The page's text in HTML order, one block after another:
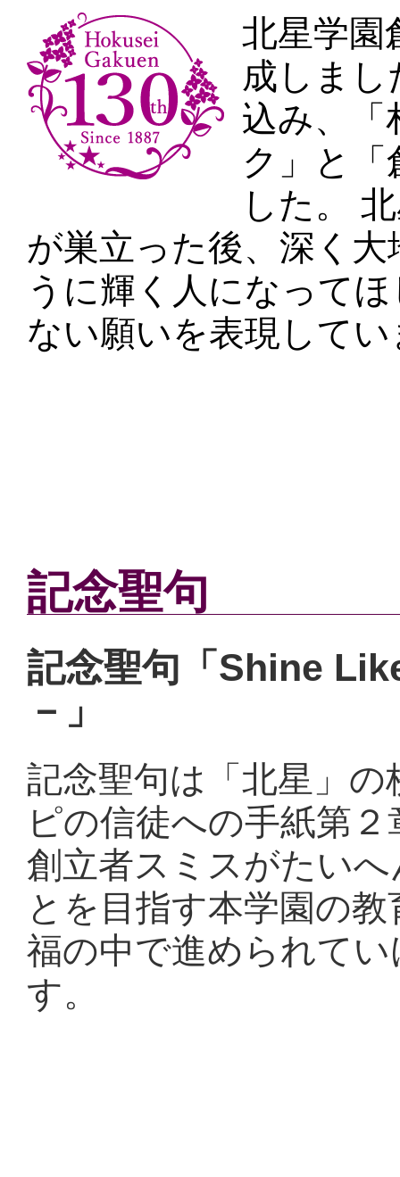
北星学園
成しまし
込み、「
ク」と「
した。
が巣立った後、深く
うに輝く人になって
ない願いを表現して
記念聖句
記念聖句「Shine
－」
記念聖句は「北星」
ピの信徒への手紙第
創立者スミスがたい
とを目指す本学園の
福の中で進められて
す。